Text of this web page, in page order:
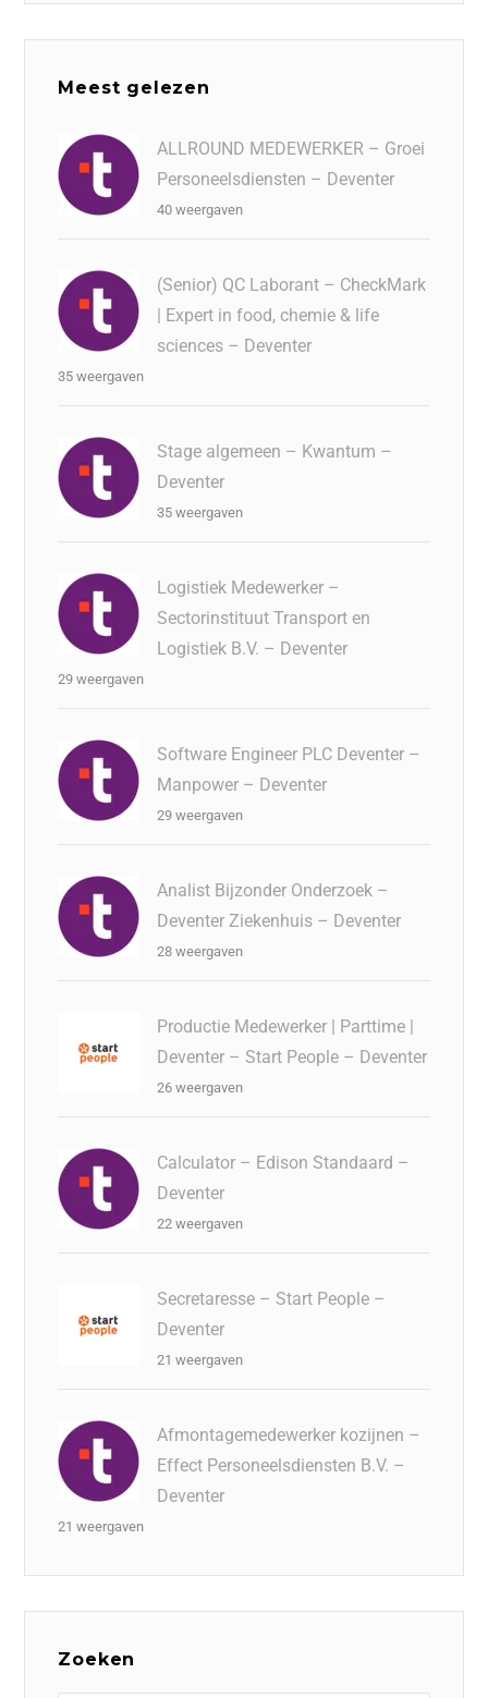
Meest gelezen
ALLROUND MEDEWERKER – Groei
Personeelsdiensten – Deventer
40 weergaven
(Senior) QC Laborant – CheckMark
| Expert in food, chemie & life
sciences – Deventer
35 weergaven
Stage algemeen – Kwantum –
Deventer
35 weergaven
Logistiek Medewerker –
Sectorinstituut Transport en
Logistiek B.V. – Deventer
29 weergaven
Software Engineer PLC Deventer –
Manpower – Deventer
29 weergaven
Analist Bijzonder Onderzoek –
Deventer Ziekenhuis – Deventer
28 weergaven
Productie Medewerker | Parttime |
Deventer – Start People – Deventer
26 weergaven
Calculator – Edison Standaard –
Deventer
22 weergaven
Secretaresse – Start People –
Deventer
21 weergaven
Afmontagemedewerker kozijnen –
Effect Personeelsdiensten B.V. –
Deventer
21 weergaven
Zoeken